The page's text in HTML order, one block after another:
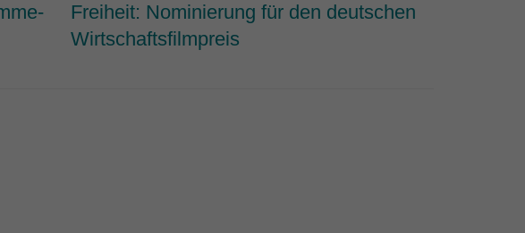
Freiheit: Nominierung für den deutschen
Wirtschaftsfilmpreis